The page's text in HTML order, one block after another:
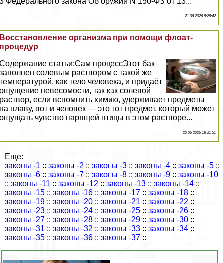
21 06 2026 8:26:42
Восстановление организма при помощи флоат-
процедур
Содержание статьи:Сам процессЭтот бак
заполнен солевым раствором с такой же
температурой, как тело человека, и придаёт
ощущение невесомости, так как солевой
раствор, если вспомнить химию, удерживает предметы
на плаву, вот и человек — это тот предмет, который может
ощущать чувство парящей птицы в этом растворе...
20 06 2026 18:31:51
Еще:
законы -1 :: законы -2 :: законы -3 :: законы -4 :: законы -5 ::
законы -6 :: законы -7 :: законы -8 :: законы -9 :: законы -10
:: законы -11 :: законы -12 :: законы -13 :: законы -14 ::
законы -15 :: законы -16 :: законы -17 :: законы -18 ::
законы -19 :: законы -20 :: законы -21 :: законы -22 ::
законы -23 :: законы -24 :: законы -25 :: законы -26 ::
законы -27 :: законы -28 :: законы -29 :: законы -30 ::
законы -31 :: законы -32 :: законы -33 :: законы -34 ::
законы -35 :: законы -36 :: законы -37 ::